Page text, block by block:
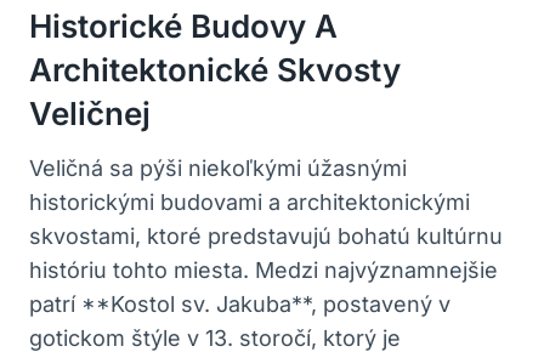
Historické​ Budovy A
⁢Architektonické Skvosty
Veličnej
Veličná sa pýši niekoľkými úžasnými
⁣historickými ⁤budovami a architektonickými
skvostami, ktoré predstavujú bohatú⁣ kultúrnu‌
históriu tohto⁢ miesta. Medzi najvýznamnejšie
patrí **Kostol sv. Jakuba**, ‌postavený ⁢v
gotickom štýle ‍v 13. storočí, ktorý je⁤